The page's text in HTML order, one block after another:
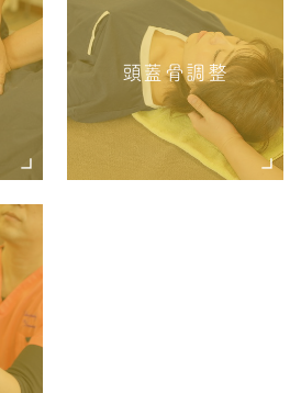
頭蓋骨調整